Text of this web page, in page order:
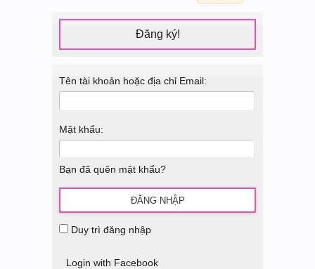
Đăng ký!
Tên tài khoản hoặc địa chỉ Email:
Mật khẩu:
Bạn đã quên mật khẩu?
Duy trì đăng nhập
Login with Facebook